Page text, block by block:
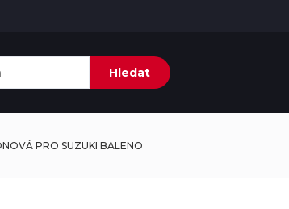
Hledat
PRO SUZUKI BALENO